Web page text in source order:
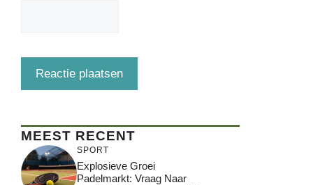
MEEST RECENT
SPORT
Explosieve Groei
Padelmarkt: Vraag Naar